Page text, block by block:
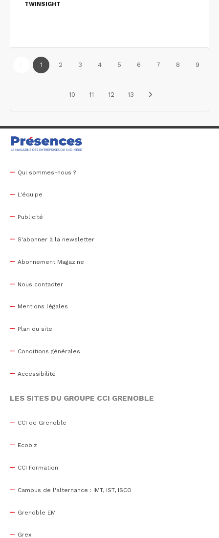
TWINSIGHT
1 2 3 4 5 6 7 8 9
10 11 12 13
Qui sommes-nous ?
L'équipe
Publicité
S'abonner à la newsletter
Abonnement Magazine
Nous contacter
Mentions légales
Plan du site
Conditions générales
Accessibilité
LES SITES DU GROUPE CCI GRENOBLE
CCI de Grenoble
Ecobiz
CCI Formation
Campus de l'alternance : IMT, IST, ISCO
Grenoble EM
Grex